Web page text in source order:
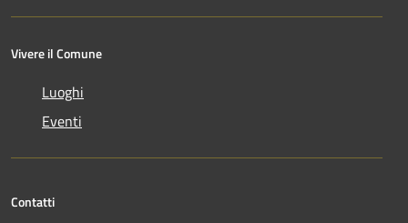
Vivere il Comune
Luoghi
Eventi
Contatti